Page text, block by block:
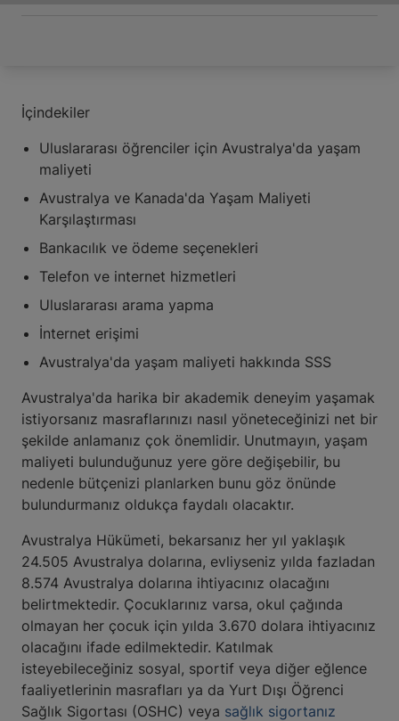
İçindekiler
Uluslararası öğrenciler için Avustralya'da yaşam
maliyeti
Avustralya ve Kanada'da Yaşam Maliyeti
Karşılaştırması
Bankacılık ve ödeme seçenekleri
Telefon ve internet hizmetleri
Uluslararası arama yapma
İnternet erişimi
Avustralya'da yaşam maliyeti hakkında SSS
Avustralya'da harika bir akademik deneyim yaşamak
istiyorsanız masraflarınızı nasıl yöneteceğinizi net bir
şekilde anlamanız çok önemlidir. Unutmayın, yaşam
maliyeti bulunduğunuz yere göre değişebilir, bu
nedenle bütçenizi planlarken bunu göz önünde
bulundurmanız oldukça faydalı olacaktır.
Avustralya Hükümeti, bekarsanız her yıl yaklaşık
24.505 Avustralya dolarına, evliyseniz yılda fazladan
8.574 Avustralya dolarına ihtiyacınız olacağını
belirtmektedir. Çocuklarınız varsa, okul çağında
olmayan her çocuk için yılda 3.670 dolara ihtiyacınız
olacağını ifade edilmektedir. Katılmak
isteyebileceğiniz sosyal, sportif veya diğer eğlence
faaliyetlerinin masrafları ya da Yurt Dışı Öğrenci
Sağlık Sigortası (OSHC) veya sağlık sigortanız